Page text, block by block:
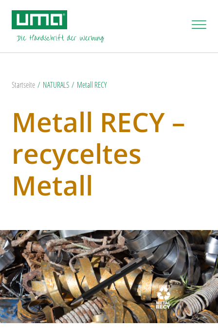
Startseite NATURALS Metall RECY
Metall RECY –
recyceltes
Metall